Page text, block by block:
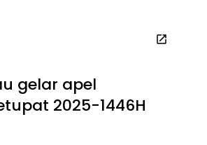
gelar apel
2025-1446H